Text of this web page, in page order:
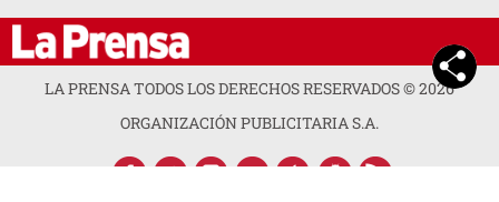
LA PRENSA TODOS LOS DERECHOS RESERVADOS ©2026
ORGANIZACIÓN PUBLICITARIA S.A.